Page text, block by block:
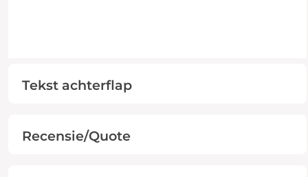
Tekst achterflap
Recensie/Quote